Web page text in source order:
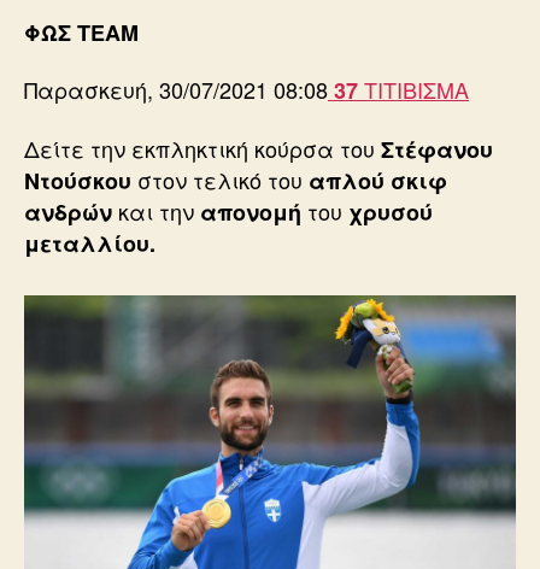
ΦΩΣ TEAM
Παρασκευή, 30/07/2021 08:0837ΤΙΤΙΒΙΣΜΑ
Δείτε την εκπληκτική κούρσα του Στέφανου
Ντούσκου στον τελικό του απλού σκιφ
ανδρών και την απονομή του χρυσού
μεταλλίου.